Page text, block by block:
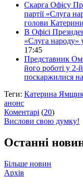
Скарга Офісу
партії «Слуга
голови
В Офісі
«Слуга народу»
17:45
Представник
його роботі у 2-
поскаржилися
Теги: Катерина
анонс
Коментарі (20)
Вислови свою думку!
Останні
Більше новин
Архів